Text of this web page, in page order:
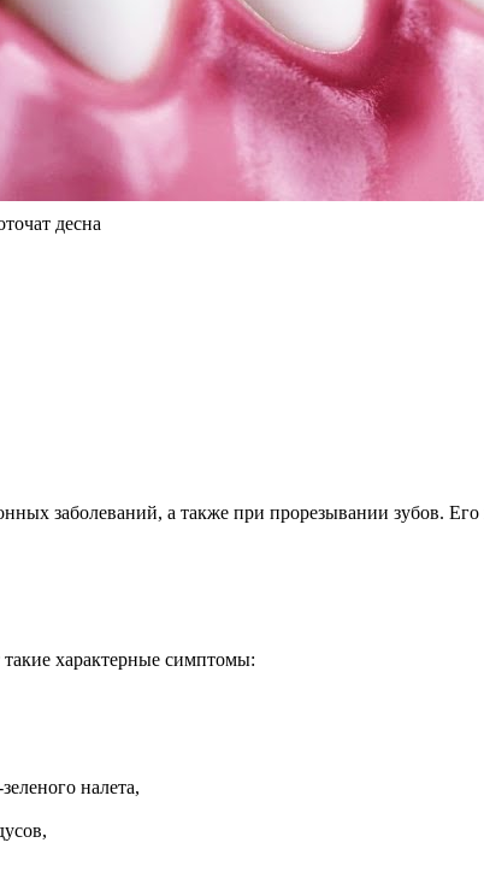
десна
заболеваний, а также при прорезывании зубов.
такие характерные симптомы:
налета,